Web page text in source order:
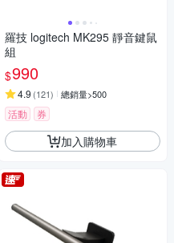
羅技 logitech MK295 靜音鍵鼠
組
$990
4.9 (121) 總銷量>500
活動 券
加入購物車